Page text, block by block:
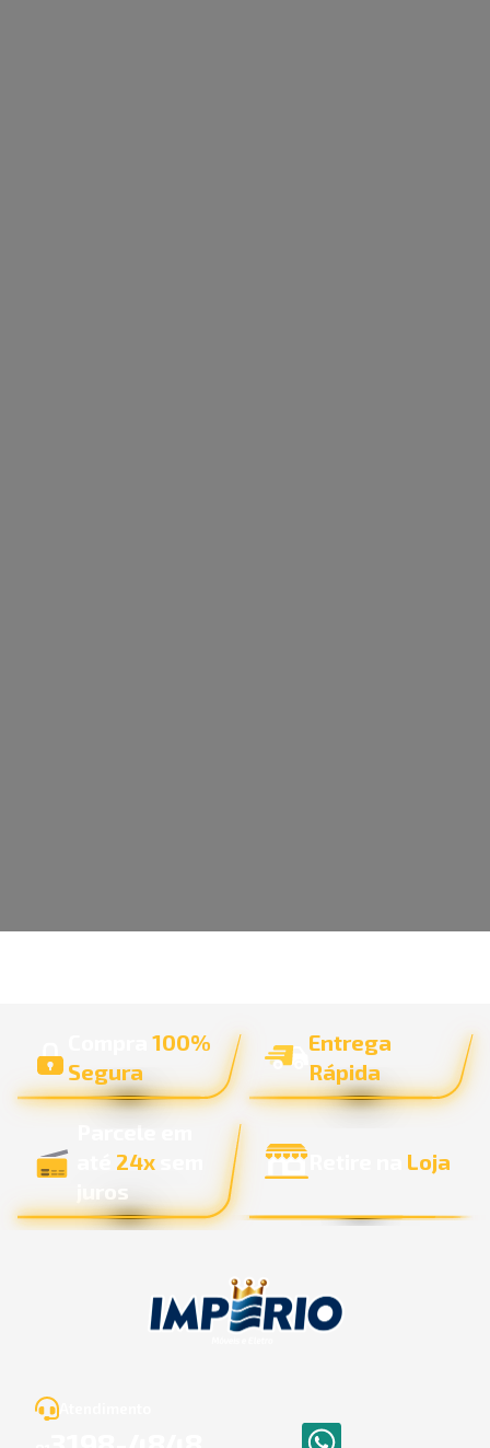
100%
Segura
Entrega
Rápida
24x
juros
Loja